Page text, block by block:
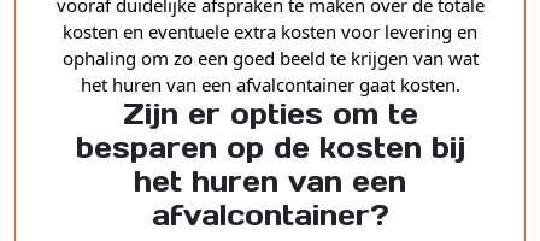
kosten en eventuele extra kosten voor levering en
ophaling om zo een goed beeld te krijgen van wat
het huren van een afvalcontainer gaat kosten.
Zijn er opties om te
besparen op de kosten bij
het huren van een
afvalcontainer?